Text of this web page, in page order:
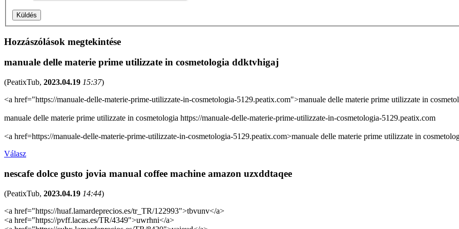
Hozzászólások megtekintése
manuale delle materie prime utilizzate in cosmetologia ddktvhigaj
(PeatixTub, 2023.04.19 15:37)
<a href="https://manuale-delle-materie-prime-utilizzate-in-cosmetologia-5129.peatix.com">manuale delle materie prime utilizzate in
manuale delle materie prime utilizzate in cosmetologia https://manuale-delle-materie-prime-utilizzate-in-cosmetologia-5129.peatix.com
<a href=https://manuale-delle-materie-prime-utilizzate-in-cosmetologia-5129.peatix.com>manuale delle materie prime utilizzate in
Válasz
nescafe dolce gusto jovia manual coffee machine amazon uzxddtaqee
(PeatixTub, 2023.04.19 14:44)
<a href="https://huaf.lamardeprecios.es/tr_TR/122993">tbvunv</a>
<a href="https://pvff.lacas.es/TR/4349">uwrhni</a>